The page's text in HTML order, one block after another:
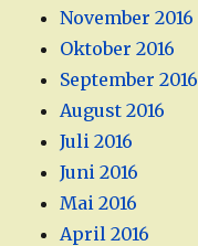
November 2016
Oktober 2016
September 2016
August 2016
Juli 2016
Juni 2016
Mai 2016
April 2016